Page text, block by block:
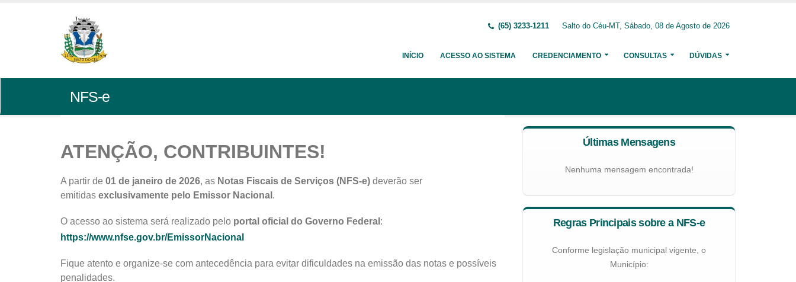
(65) 3233-1211 Salto do Céu-MT, Sábado, 08 de Agosto de 2026
INÍCIO ACESSO AO SISTEMA CREDENCIAMENTO CONSULTAS DÚVIDAS
NFS-e
ATENÇÃO, CONTRIBUINTES!
A partir de 01 de janeiro de 2026, as Notas Fiscais de Serviços (NFS-e) deverão ser
emitidas exclusivamente pelo Emissor Nacional .
O acesso ao sistema será realizado pelo portal oficial do Governo Federal :
https://www.nfse.gov.br/EmissorNacional
Fique atento e organize-se com antecedência para evitar dificuldades na emissão das notas e possíveis
penalidades.
Últimas Mensagens
Nenhuma mensagem encontrada!
Regras Principais sobre a NFS-e
Conforme legislação municipal vigente, o
Município: